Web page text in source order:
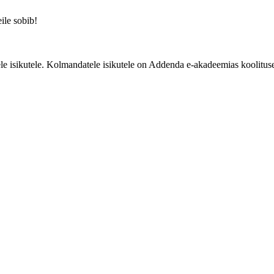
sobib!
isikutele. Kolmandatele isikutele on Addenda e-akadeemias